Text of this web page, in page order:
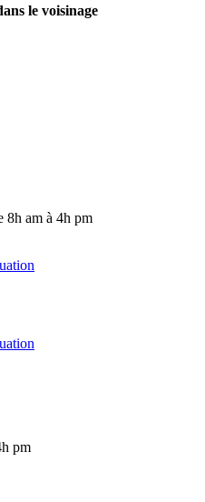
le voisinage
8h am à 4h pm
pm